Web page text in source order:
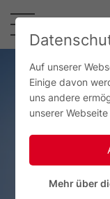
Auf unserer
Einige davon
uns andere
unserer
Mehr über